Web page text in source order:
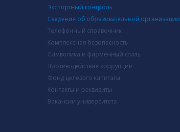
Экспортный контроль
Сведения об образовательной организации
Телефонный справочник
Комплексная безопасность
Символика и фирменный стиль
Противодействие коррупции
Фонд целевого капитала
Контакты и реквизиты
Вакансии университета